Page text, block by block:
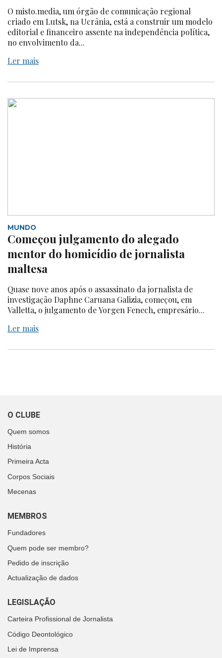
O misto.media, um órgão de comunicação regional
criado em Lutsk, na Ucrânia, está a construir um modelo
editorial e financeiro assente na independência política,
no envolvimento da...
Ler mais
MUNDO
Começou julgamento do alegado
mentor do homicídio de jornalista
maltesa
Quase nove anos após o assassinato da jornalista de
investigação Daphne Caruana Galizia, começou, em
Valletta, o julgamento de Yorgen Fenech, empresário...
Ler mais
O CLUBE
Quem somos
História
Primeira Acta
Corpos Sociais
Mecenas
MEMBROS
Fundadores
Quem pode ser membro?
Pedido de inscrição
Actualização de dados
LEGISLAÇÃO
Carteira Profissional de Jornalista
Código Deontológico
Lei de Imprensa